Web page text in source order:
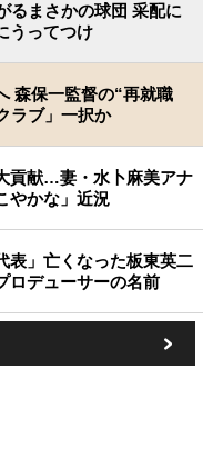
るまさかの球団 采配に
うってつけ
森保一監督の“再就職
ラブ」一択か
貢献…妻・水卜麻美アナ
やかな」近況
表」亡くなった板東英二
ロデューサーの名前